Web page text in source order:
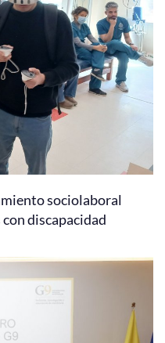
sociolaboral
discapacidad